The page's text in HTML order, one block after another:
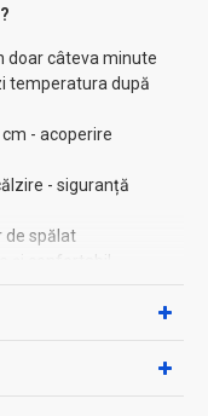
doar câteva minute
temperatura după
- acoperire
- siguranță
de spălat
și confortabil